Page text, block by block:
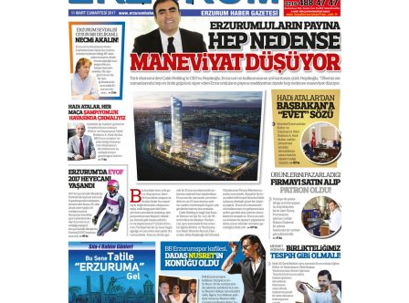
Esat BİNDESEN
TRT’NİN BÖLGEYE AÇILAN SESİ
09 Ağustos 2026 Pazar
Kadir SABUNCUOĞLU
Erzurumspor’un köşe taşları
29 Haziran 2026 Pazartesi
Kenan GÜLERCİ
Murat Şahsuvaroğlu ERKON’da
çıtayı yukarı taşırken,
yönetimdekiler aşağı
çekmemeli!
17 Şubat 2026 SalıOrhan BOZKURT